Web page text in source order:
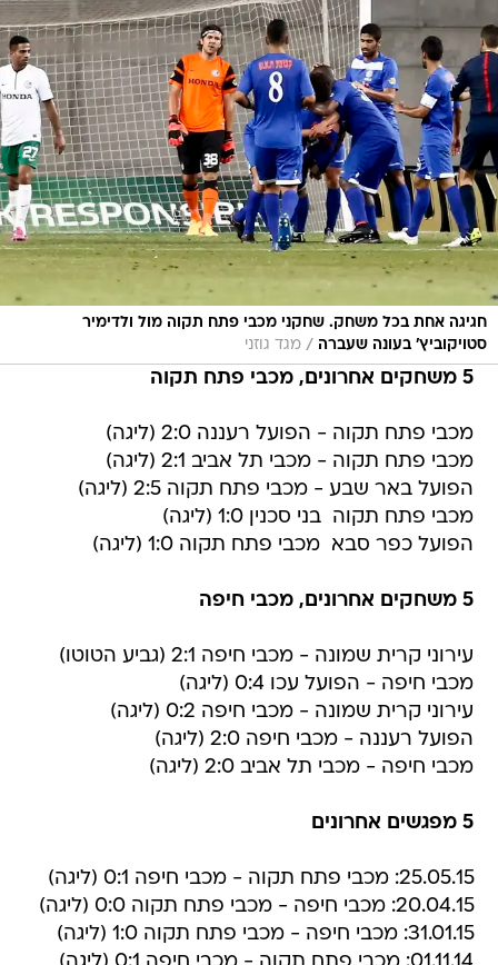
חגיגה אחת בכל משחק. שחקני מכבי פתח תקוה מול ולדימיר
סטויקוביץ' בעונה שעברה / מגד גוזני
5 משחקים אחרונים, מכבי פתח תקוה
מכבי פתח תקוה - הפועל רעננה 2:0 (ליגה)
מכבי פתח תקוה - מכבי תל אביב 2:1 (ליגה)
הפועל באר שבע - מכבי פתח תקוה 2:5 (ליגה)
מכבי פתח תקוה  בני סכנין 1:0 (ליגה)
הפועל כפר סבא  מכבי פתח תקוה 1:0 (ליגה)
5 משחקים אחרונים, מכבי חיפה
עירוני קרית שמונה - מכבי חיפה 2:1 (גביע הטוטו)
מכבי חיפה - הפועל עכו 0:4 (ליגה)
עירוני קרית שמונה - מכבי חיפה 0:2 (ליגה)
הפועל רעננה - מכבי חיפה 2:0 (ליגה)
מכבי חיפה - מכבי תל אביב 2:0 (ליגה)
5 מפגשים אחרונים
25.05.15: מכבי פתח תקוה - מכבי חיפה 0:1 (ליגה)
20.04.15: מכבי חיפה - מכבי פתח תקוה 0:0 (ליגה)
31.01.15: מכבי חיפה - מכבי פתח תקוה 1:0 (ליגה)